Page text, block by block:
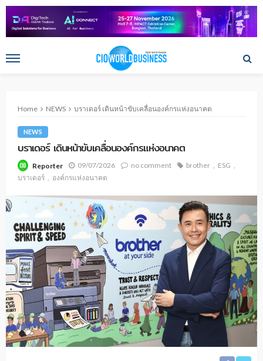
Home NEWS บราเดอร์ เดินหน้าขับเคลื่อนองค์กรแห่งอนาคต
NEWS
บราเดอร์ เดินหน้าขับเคลื่อนองค์กรแห่งอนาคต
Reporter 09/07/2026 no comment brother
ESG
บราเดอร์
องค์กรแห่งอนาคต